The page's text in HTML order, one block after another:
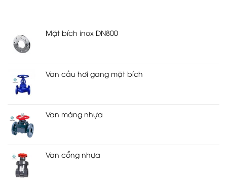
Mặt bích inox DN800
Van cầu hơi gang mặt bích
Van màng nhựa
Van cổng nhựa